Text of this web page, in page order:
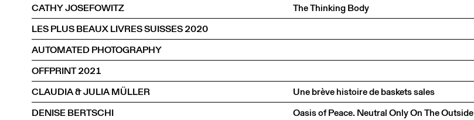
CATHY JOSEFOWITZ
The Thinking Body
LES PLUS BEAUX LIVRES SUISSES 2020
AUTOMATED PHOTOGRAPHY
OFFPRINT 2021
CLAUDIA & JULIA MÜLLER
Une brève histoire de baskets sales
DENISE BERTSCHI
Oasis of Peace. Neutral Only On The Outside